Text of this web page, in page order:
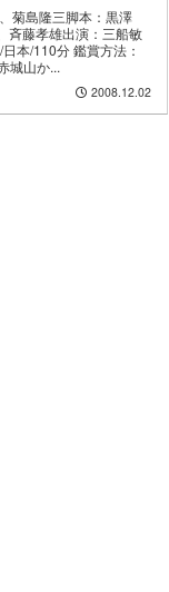
菊島隆三脚本：黒澤
斉藤孝雄出演：三船敏
本/110分 鑑賞方法：
山か...
2008.12.02